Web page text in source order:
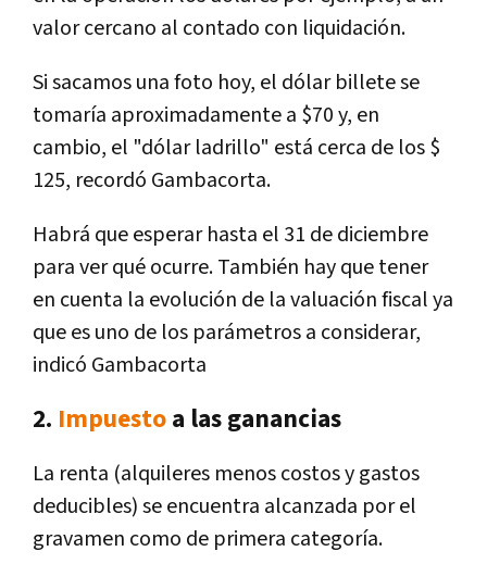
valor cercano al contado con liquidación.
Si sacamos una foto hoy, el dólar billete se
tomaría aproximadamente a $70 y, en
cambio, el "dólar ladrillo" está cerca de los $
125, recordó Gambacorta.
Habrá que esperar hasta el 31 de diciembre
para ver qué ocurre. También hay que tener
en cuenta la evolución de la valuación fiscal ya
que es uno de los parámetros a considerar,
indicó Gambacorta
2. Impuesto a las ganancias
La renta (alquileres menos costos y gastos
deducibles) se encuentra alcanzada por el
gravamen como de primera categoría.